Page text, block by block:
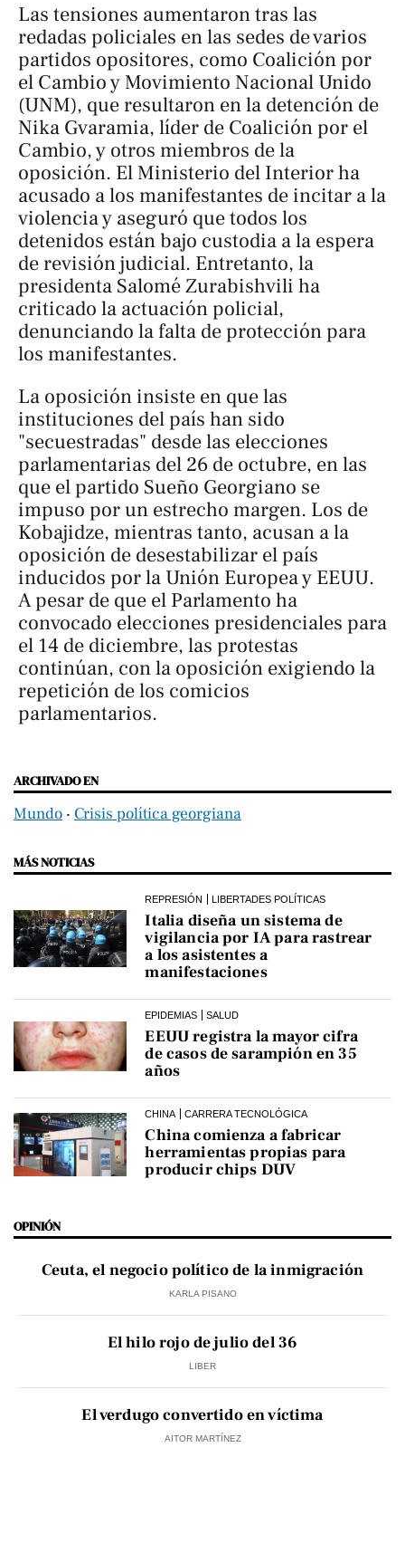
Las tensiones aumentaron tras las
redadas policiales en las sedes de varios
partidos opositores, como Coalición por
el CambioyMovimiento Nacional Unido
(UNM), que resultaron en la detención de
Nika Gvaramia, líder de Coalición por el
Cambio, y otros miembros de la
oposición. El Ministerio del Interior ha
acusado a los manifestantes de incitar a la
violencia y aseguró que todos los
detenidos están bajo custodia a la espera
de revisión judicial. Entretanto, la
presidenta Salomé Zurabishvili ha
criticado la actuación policial,
denunciando la falta de protección para
los manifestantes.
La oposición insiste en que las
instituciones del país han sido
"secuestradas" desde las elecciones
parlamentarias del 26 de octubre, en las
que el partido Sueño Georgiano se
impuso por un estrecho margen. Los de
Kobajidze, mientras tanto, acusan a la
oposición de desestabilizar el país
inducidos por la Unión Europea y EEUU.
A pesar de que el Parlamento ha
convocado elecciones presidenciales para
el 14 de diciembre, las protestas
continúan, con la oposición exigiendo la
repetición de los comicios
parlamentarios.
ARCHIVADO EN
Mundo ‧ Crisis política georgiana
MÁS NOTICIAS
REPRESIÓN LIBERTADES POLÍTICAS
Italia diseña un sistema de
vigilancia por IA para rastrear
a los asistentes a
manifestaciones
EPIDEMIAS SALUD
EEUU registra la mayor cifra
de casos de sarampión en 35
años
CHINA CARRERA TECNOLÓGICA
China comienza a fabricar
herramientas propias para
producir chips DUV
OPINIÓN
Ceuta, el negocio político de la inmigración
KARLA PISANO
El hilo rojo de julio del 36
LIBER
El verdugo convertido en víctima
AITOR MARTÍNEZ